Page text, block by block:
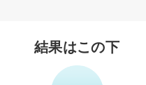
結果はこの下